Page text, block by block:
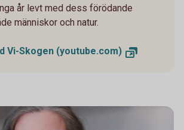
år levt med dess förödande
människor och natur.
Vi-Skogen (youtube.com)